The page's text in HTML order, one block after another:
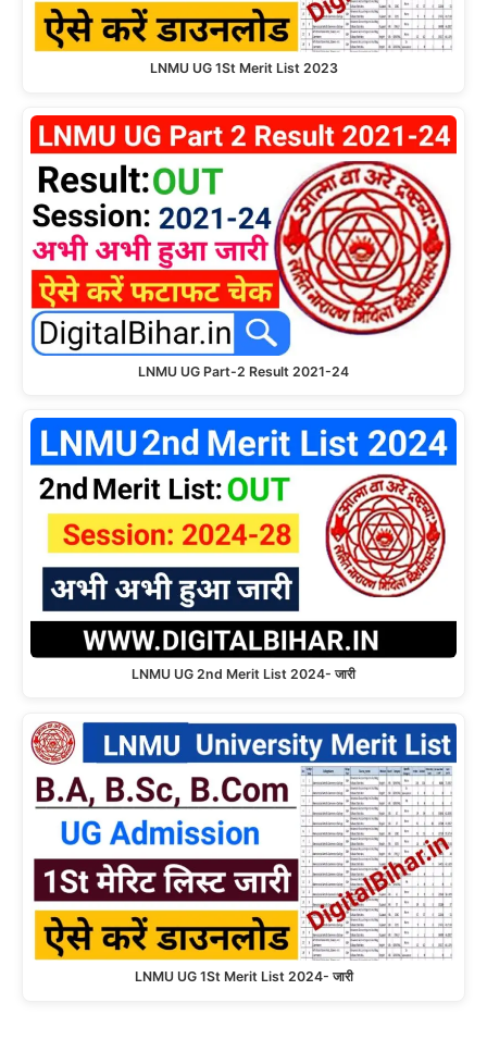
LNMU UG 1St Merit List 2023
LNMU UG Part-2 Result 2021-24
LNMU UG 2nd Merit List 2024- जारी
LNMU UG 1St Merit List 2024- जारी